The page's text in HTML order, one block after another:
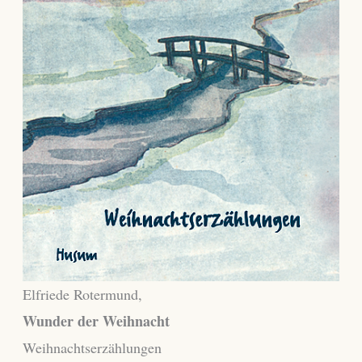
Elfriede Rotermund,
Wunder der Weihnacht
Weihnachtserzählungen